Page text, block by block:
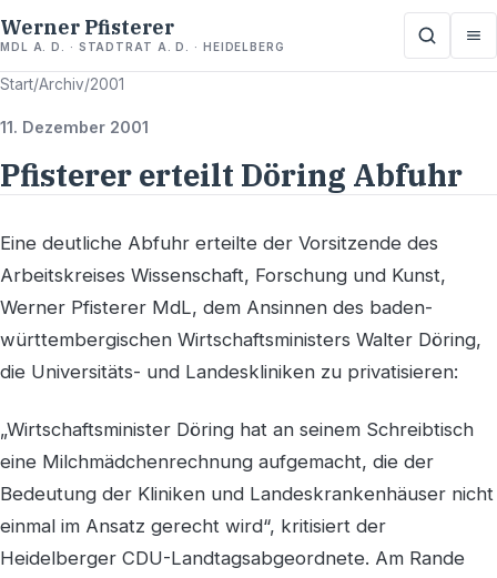
Werner Pfisterer
MDL A. D. · STADTRAT A. D. · HEIDELBERG
Start/Archiv/2001
11. Dezember 2001
Pfisterer erteilt Döring Abfuhr
Eine deutliche Abfuhr erteilte der Vorsitzende des
Arbeitskreises Wissenschaft, Forschung und Kunst,
Werner Pfisterer MdL, dem Ansinnen des baden-
württembergischen Wirtschaftsministers Walter Döring,
die Universitäts- und Landeskliniken zu privatisieren:
„Wirtschaftsminister Döring hat an seinem Schreibtisch
eine Milchmädchenrechnung aufgemacht, die der
Bedeutung der Kliniken und Landeskrankenhäuser nicht
einmal im Ansatz gerecht wird“, kritisiert der
Heidelberger CDU-Landtagsabgeordnete. Am Rande